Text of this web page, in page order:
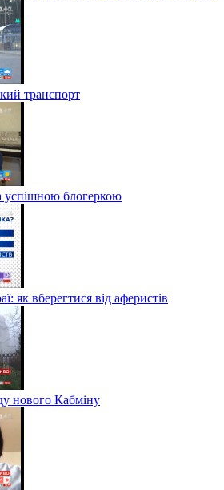
транспорт
успішною блогеркою
як вберегтися від аферистів
нового Кабміну